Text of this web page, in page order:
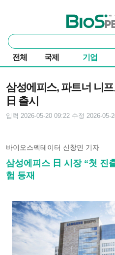
바이오스펙테
통
합
검
색
전체 국제 기업
삼성에피스, 파트너 니프
日 출시
입력 2026-05-20 09:22 수정 2026-05-
바이오스펙테이터 신창민 기자
삼성에피스 日 시장 “첫 진
험 등재